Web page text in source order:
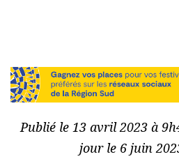
Publié le 13 avril 2023 à
jour le 6 juin